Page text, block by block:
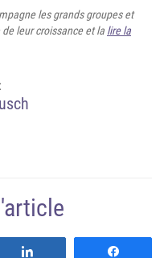
les grands groupes et
leur croissance et la lire la